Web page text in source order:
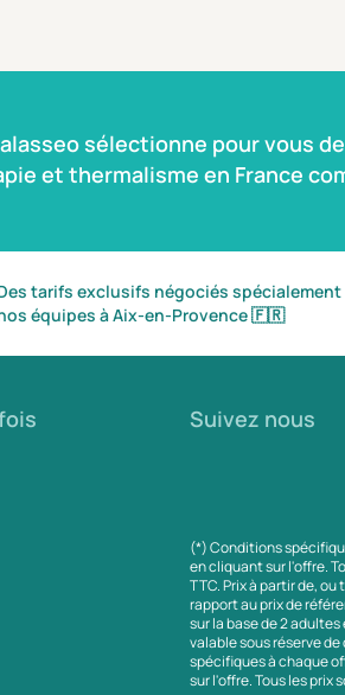
sélectionne pour vous
et thermalisme en France
tarifs exclusifs négociés spécialement
équipes à Aix-en-Provence🇫🇷
Suivez nous
(*) Conditions
en cliquant sur l'offre.
TTC. Prix à partir de,
rapport au prix de
sur la base de 2
valable sous réserve
spécifiques à chaque
sur l'offre. Tous les prix